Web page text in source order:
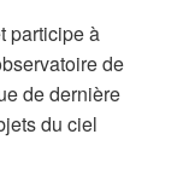
participe à
de
de dernière
du ciel